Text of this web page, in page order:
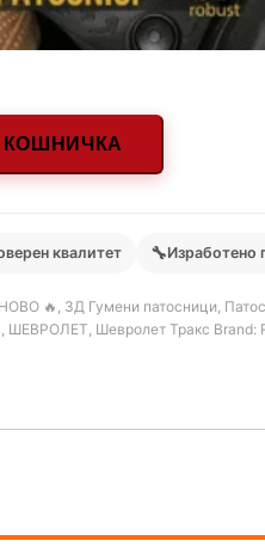
квалитет 🔧Изработено
🔥 3Д Гумени патосници
ШЕВРОЛЕТ Шевролет Тракс Brand: